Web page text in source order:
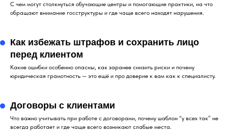
С чем могут столкнуться обучающие центры и помогающие практики, на что
обращают внимание госструктуры и где чаще всего находят нарушения.
Как избежать штрафов и сохранить лицо
перед клиентом
Какие ошибки особенно опасны, как заранее снизить риски и почему
юридическая грамотность — это ещё и про доверие к вам как к специалисту.
Договоры с клиентами
Что важно учитывать при работе с договорами, почему шаблон “у всех так” не
всегда работает и где чаще всего возникают слабые места.